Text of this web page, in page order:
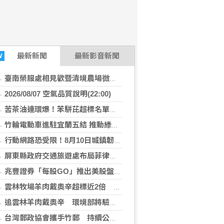
最新新聞 最新影音新聞
臺南榮服處相見歡暨清境農場微旅行 幸福小榮眷圓滿築夢
2026/08/07 空氣品質說明(22:00)
苦茶油連環爆！苯駢芘超標名單再增2款 官方急令全面下架
竹輪電動車進駐宜蘭五結 推動綠能永續及高齡關懷
行動網路恐受限！8月10日城鎮韌性演習 北港警籲民眾快準備
屏東縣政府交通旅遊處布局菲律賓觀光市場 拜會航空公司與旅遊巨頭共拓國際客源
兆豐證券「每股GO」推出美股盤前交易 下午4點搶先布局
雲林牧場羊肉戴奧辛超標近2倍 問題羊全數撲殺、環境部追查牧草來源
追雲林羊肉戴奧辛 環境部將驗牧草生長處環境介質
台灣郵政協會攜手竹郵 持續公益關懷暨改善獨居長者居住環境傳遞溫暖愛心